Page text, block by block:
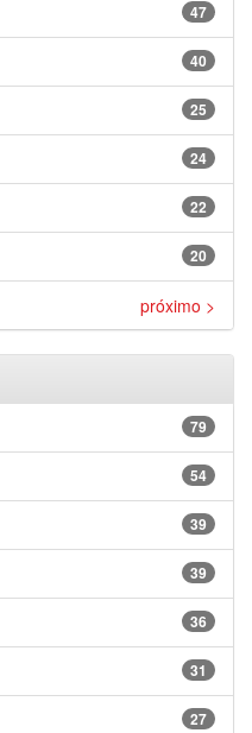
47
40
25
24
22
20
próximo >
79
54
39
39
36
31
27